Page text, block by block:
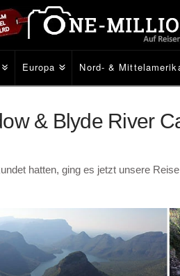
Europa Nord- &
& Blyde River
hatten, ging es jetzt unsere